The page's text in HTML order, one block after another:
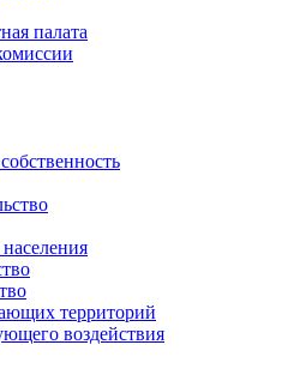
палата
территорий
воздействия